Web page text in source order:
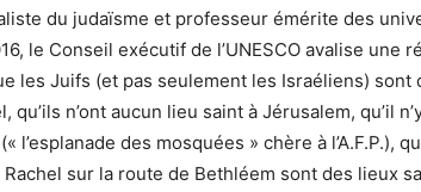
du judaïsme et professeur émérite des
le Conseil exécutif de l’UNESCO avalise une
les Juifs (et pas seulement les Israéliens) sont
n’ont aucun lieu saint à Jérusalem, qu’il
l’esplanade des mosquées » chère à l’A.F.P.),
sur la route de Bethléem sont des lieux